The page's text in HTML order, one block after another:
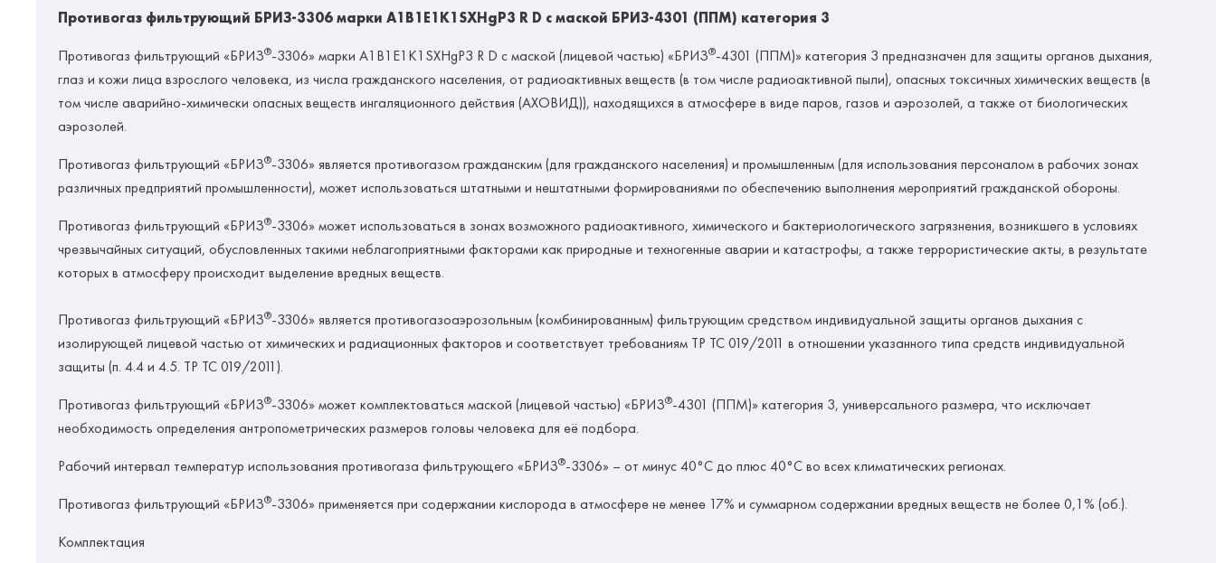
Противогаз фильтрующий БРИЗ-3306 марки A1B1E1K1SXHgP3 R D с маской БРИЗ-4301 (ППМ) категория 3
Противогаз фильтрующий «БРИЗ®-3306» марки A1B1E1K1SXHgP3 R D с маской (лицевой частью) «БРИЗ®-4301 (ППМ)» категория 3 предназначен для защиты органов дыхания,
глаз и кожи лица взрослого человека, из числа гражданского населения, от радиоактивных веществ (в том числе радиоактивной пыли), опасных токсичных химических веществ (в
том числе аварийно-химически опасных веществ ингаляционного действия (АХОВИД)), находящихся в атмосфере в виде паров, газов и аэрозолей, а также от биологических
аэрозолей.
Противогаз фильтрующий «БРИЗ®-3306» является противогазом гражданским (для гражданского населения) и промышленным (для использования персоналом в рабочих зонах
различных предприятий промышленности), может использоваться штатными и нештатными формированиями по обеспечению выполнения мероприятий гражданской обороны.
Противогаз фильтрующий «БРИЗ®-3306» может использоваться в зонах возможного радиоактивного, химического и бактериологического загрязнения, возникшего в условиях
чрезвычайных ситуаций, обусловленных такими неблагоприятными факторами как природные и техногенные аварии и катастрофы, а также террористические акты, в результате
которых в атмосферу происходит выделение вредных веществ.
Противогаз фильтрующий «БРИЗ®-3306» является противогазоаэрозольным (комбинированным) фильтрующим средством индивидуальной защиты органов дыхания с
изолирующей лицевой частью от химических и радиационных факторов и соответствует требованиям ТР ТС 019/2011 в отношении указанного типа средств индивидуальной
защиты (п. 4.4 и 4.5. ТР ТС 019/2011).
Противогаз фильтрующий «БРИЗ®-3306» может комплектоваться маской (лицевой частью) «БРИЗ®-4301 (ППМ)» категория 3, универсального размера, что исключает
необходимость определения антропометрических размеров головы человека для её подбора.
Рабочий интервал температур использования противогаза фильтрующего «БРИЗ®-3306» – от минус 40°С до плюс 40°С во всех климатических регионах.
Противогаз фильтрующий «БРИЗ®-3306» применяется при содержании кислорода в атмосфере не менее 17% и суммарном содержании вредных веществ не более 0,1% (об.).
Комплектация